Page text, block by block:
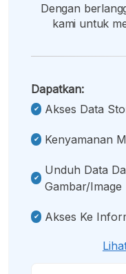
Dengan
kami untuk
Dapatkan:
Akses Data
Kenyamanan
Unduh Data
Gambar/image
Akses Ke